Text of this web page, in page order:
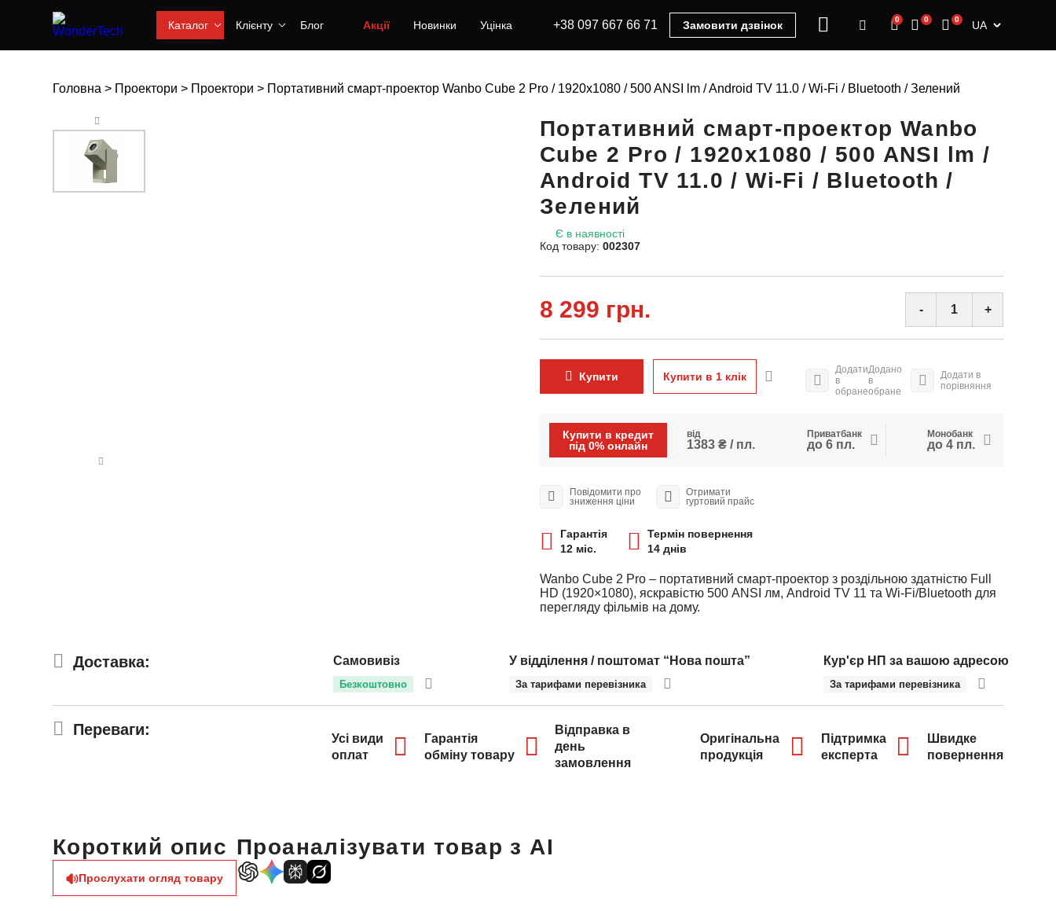
Каталог Клієнту Блог Акції Новинки Уцінка +38 097 667 66 71 Замовити дзвінок 0 0 0 UA
Головна > Проектори > Проектори > Портативний смарт-проектор Wanbo Cube 2 Pro / 1920x1080 / 500 ANSI lm / Android TV 11.0 / Wi-Fi / Bluetooth / Зелений
Портативний смарт-проектор Wanbo
Cube 2 Pro / 1920x1080 / 500 ANSI lm /
Android TV 11.0 / Wi-Fi / Bluetooth /
Зелений
Є в наявності
Код товару: 002307
8 299 грн. - +
Купити Купити в 1 клiк
Додати
в
обране
Додано
в
обране
Додати в
порівняння
Купити в кредит
під 0% онлайн
від
1383 ₴ / пл.
Приватбанк
до 6 пл.
Монобанк
до 4 пл.
Повідомити про
зниження ціни
Отримати
гуртовий прайс
Гарантія
12 міс.
Термін повернення
14 днів
Wanbo Cube 2 Pro – портативний смарт-проектор з роздільною здатністю Full
HD (1920×1080), яскравістю 500 ANSI лм, Android TV 11 та Wi-Fi/Bluetooth для
перегляду фільмів на дому.
Доставка: Самовивіз
Безкоштовно
У відділення / поштомат “Нова пошта”
За тарифами перевізника
Кур'єр НП за вашою адресою
За тарифами перевізника
Переваги:
Усі види
оплат
Гарантія
обміну товару
Відправка в
день
замовлення
Оригінальна
продукція
Підтримка
експерта
Швидке
повернення
Короткий опис
Прослухати огляд товару
Проаналізувати товар з AI